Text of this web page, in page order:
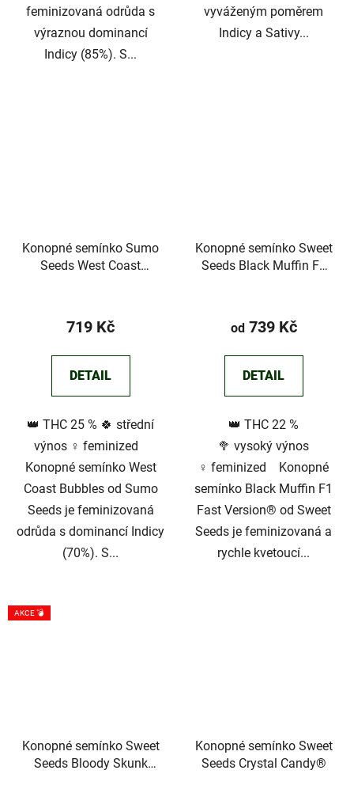
feminizovaná odrůda s
výraznou dominancí
Indicy (85%). S...
vyváženým poměrem
Indicy a Sativy...
Konopné semínko Sumo
Seeds West Coast
719 Kč
DETAIL
👑 THC 25 % 🍀 střední
výnos ♀️ feminized
Konopné semínko West
Coast Bubbles od Sumo
Seeds je feminizovaná
odrůda s dominancí Indicy
(70%). S...
Konopné semínko Sweet
Seeds Black Muffin F1
od739 Kč
DETAIL
👑 THC 22 %
🥦 vysoký výnos
♀️ feminized Konopné
semínko Black Muffin F1
Fast Version® od Sweet
Seeds je feminizovaná a
rychle kvetoucí...
AKCE 💣
Konopné semínko Sweet
Seeds Bloody Skunk
Konopné semínko Sweet
Seeds Crystal Candy®